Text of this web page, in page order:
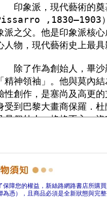
保障您的權益，新絲路網路書店所購
為憑），且商品必須是全新狀態與完